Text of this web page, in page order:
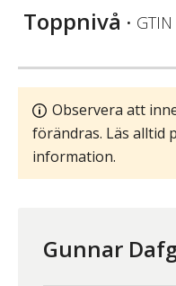
Toppnivå • GTIN
Observera att
förändras. Läs alltid
information.
Gunnar